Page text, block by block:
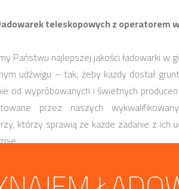
teleskopowych z operatorem
Państwu najlepszej jakości ładowarki
udźwigu – tak, żeby każdy dostał
od wypróbowanych i świetnych
przez naszych
którzy sprawią że każde zadanie z ich